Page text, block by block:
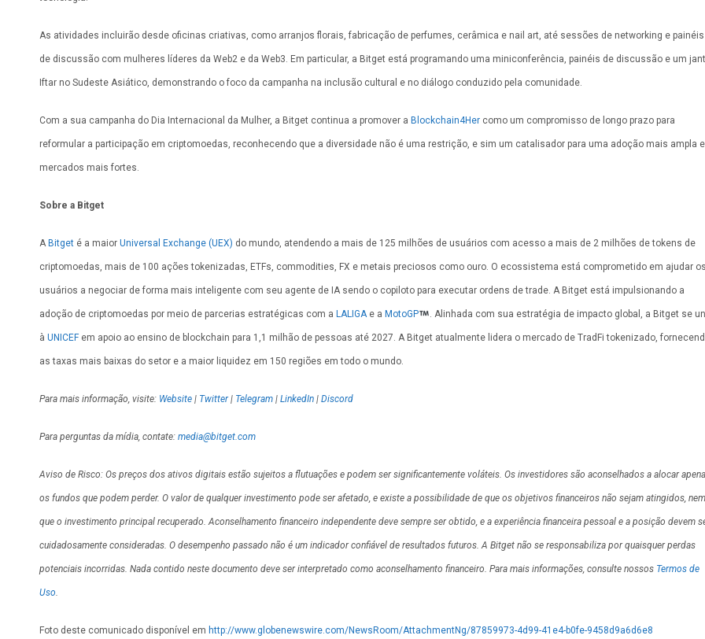
As atividades incluirão desde oficinas criativas, como arranjos florais, fabricação de perfumes, cerâmica e nail art, até sessões de networking e painéis
de discussão com mulheres líderes da Web2 e da Web3. Em particular, a Bitget está programando uma miniconferência, painéis de discussão e um
Iftar no Sudeste Asiático, demonstrando o foco da campanha na inclusão cultural e no diálogo conduzido pela comunidade.
Com a sua campanha do Dia Internacional da Mulher, a Bitget continua a promover a Blockchain4Her como um compromisso de longo prazo para
reformular a participação em criptomoedas, reconhecendo que a diversidade não é uma restrição, e sim um catalisador para uma adoção mais ampla e
mercados mais fortes.
Sobre a Bitget
A Bitget é a maior Universal Exchange (UEX) do mundo, atendendo a mais de 125 milhões de usuários com acesso a mais de 2 milhões de tokens de
criptomoedas, mais de 100 ações tokenizadas, ETFs, commodities, FX e metais preciosos como ouro. O ecossistema está comprometido em ajudar os
usuários a negociar de forma mais inteligente com seu agente de IA sendo o copiloto para executar ordens de trade. A Bitget está impulsionando a
adoção de criptomoedas por meio de parcerias estratégicas com a LALIGA e a MotoGP . Alinhada com sua estratégia de impacto global, a Bitget se
à UNICEFem apoio ao ensino de blockchain para 1,1 milhão de pessoas até 2027. A Bitget atualmente lidera o mercado de TradFi tokenizado,
as taxas mais baixas do setor e a maior liquidez em 150 regiões em todo o mundo.
Para mais informação, visite: Website | Twitter| Telegram | LinkedIn | Discord
Para perguntas da mídia, contate: media@bitget.com
Aviso de Risco: Os preços dos ativos digitais estão sujeitos a flutuações e podem ser significantemente voláteis. Os investidores são aconselhados a alocar
os fundos que podem perder. O valor de qualquer investimento pode ser afetado, e existe a possibilidade de que os objetivos financeiros não sejam atingidos, nem
que o investimento principal recuperado. Aconselhamento financeiro independente deve sempre ser obtido, e a experiência financeira pessoal e a posição devem
cuidadosamente consideradas. O desempenho passado não é um indicador confiável de resultados futuros. A Bitget não se responsabiliza por quaisquer perdas
potenciais incorridas. Nada contido neste documento deve ser interpretado como aconselhamento financeiro. Para mais informações, consulte nossos Termos de
Uso
Foto deste comunicado disponível em http://www.globenewswire.com/NewsRoom/AttachmentNg/87859973-4d99-41e4-b0fe-9458d9a6d6e8